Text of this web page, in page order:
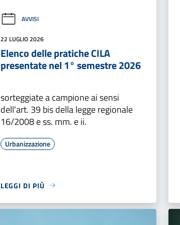
AVVISI
22 LUGLIO 2026
Elenco delle pratiche CILA
presentate nel 1° semestre 2026
sorteggiate a campione ai sensi
dell'art. 39 bis della legge regionale
16/2008 e ss. mm. e ii.
Urbanizzazione
LEGGI DI PIÙ